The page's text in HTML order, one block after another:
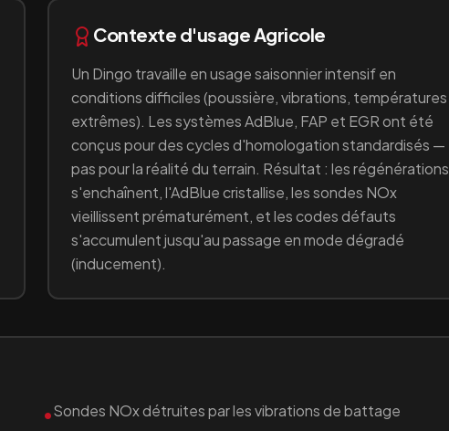
Contexte d'usageAgricole
Un Dingo travaille enusage saisonnier intensif en
conditions difficiles (poussière, vibrations, températures
extrêmes). Les systèmes AdBlue, FAP et EGR ont été
conçus pour des cycles d'homologation standardisés —
pas pour la réalité du terrain. Résultat : les régénérations
s'enchaînent, l'AdBlue cristallise, les sondes NOx
vieillissent prématurément, et les codes défauts
s'accumulent jusqu'au passage en mode dégradé
(inducement).
•Sondes NOx détruites par les vibrations de battage